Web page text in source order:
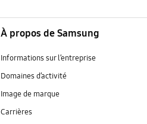
À propos de Samsung
Informations sur l’entreprise
Domaines d’activité
Image de marque
Carrières